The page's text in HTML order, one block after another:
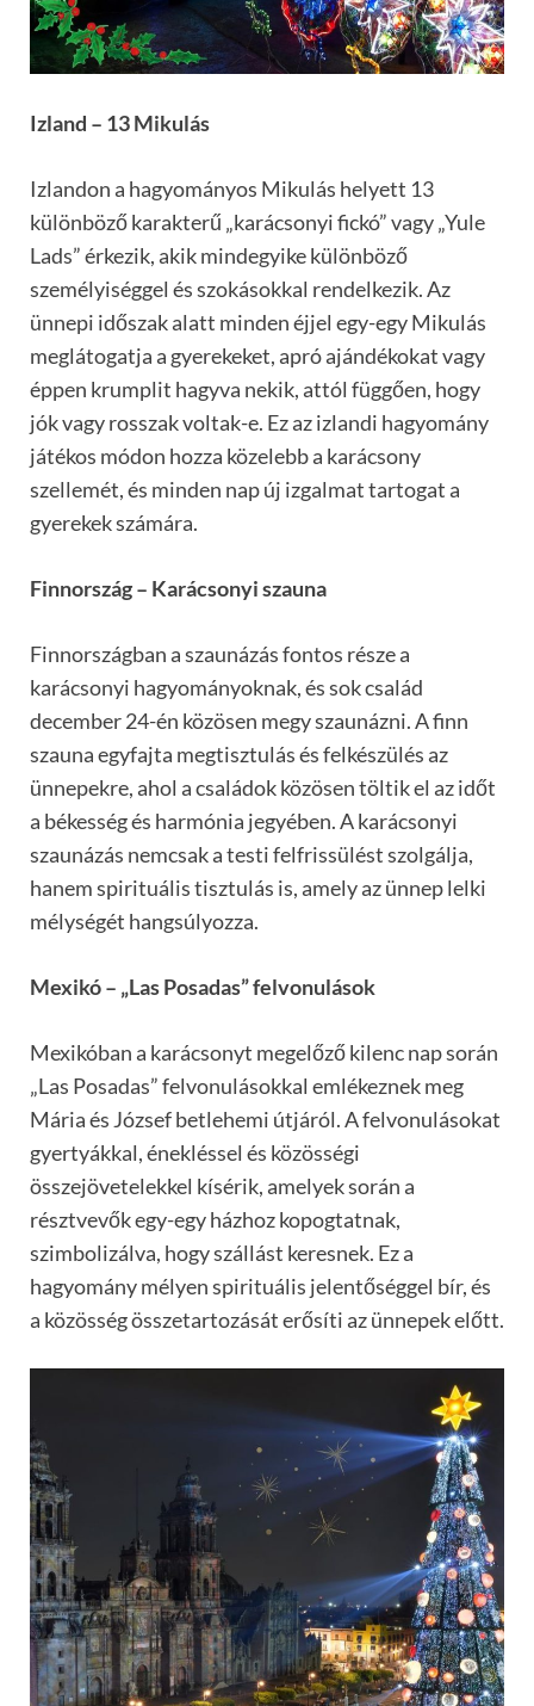
Izland – 13 Mikulás
Izlandon a hagyományos Mikulás helyett 13
különböző karakterű „karácsonyi fickó” vagy „Yule
Lads” érkezik, akik mindegyike különböző
személyiséggel és szokásokkal rendelkezik. Az
ünnepi időszak alatt minden éjjel egy-egy Mikulás
meglátogatja a gyerekeket, apró ajándékokat vagy
éppen krumplit hagyva nekik, attól függően, hogy
jók vagy rosszak voltak-e. Ez az izlandi hagyomány
játékos módon hozza közelebb a karácsony
szellemét, és minden nap új izgalmat tartogat a
gyerekek számára.
Finnország – Karácsonyi szauna
Finnországban a szaunázás fontos része a
karácsonyi hagyományoknak, és sok család
december 24-én közösen megy szaunázni. A finn
szauna egyfajta megtisztulás és felkészülés az
ünnepekre, ahol a családok közösen töltik el az időt
a békesség és harmónia jegyében. A karácsonyi
szaunázás nemcsak a testi felfrissülést szolgálja,
hanem spirituális tisztulás is, amely az ünnep lelki
mélységét hangsúlyozza.
Mexikó – „Las Posadas” felvonulások
Mexikóban a karácsonyt megelőző kilenc nap során
„Las Posadas” felvonulásokkal emlékeznek meg
Mária és József betlehemi útjáról. A felvonulásokat
gyertyákkal, énekléssel és közösségi
összejövetelekkel kísérik, amelyek során a
résztvevők egy-egy házhoz kopogtatnak,
szimbolizálva, hogy szállást keresnek. Ez a
hagyomány mélyen spirituális jelentőséggel bír, és
a közösség összetartozását erősíti az ünnepek előtt.